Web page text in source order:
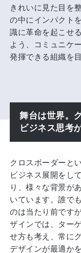
きれいに見た目を
の中にインパクト
識に革命を起こせ
よう、コミュニケ
発揮できる組織を
舞台は世界。
ビジネス思考
クロスボーダーと
ビジネス展開をし
り、様々な背景が
いています。誰で
のは当たり前です
ザインでは、ター
せ方も考え、常に
デザインが最適か